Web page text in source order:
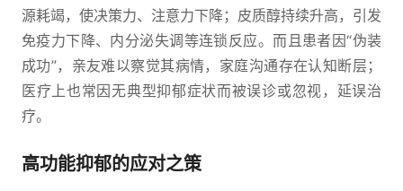
源耗竭，使决策力、注意力下降；皮质醇持续升高，引发
免疫力下降、内分泌失调等连锁反应。而且患者因“伪装
成功”，亲友难以察觉其病情，家庭沟通存在认知断层；
医疗上也常因无典型抑郁症状而被误诊或忽视，延误治
疗。
高功能抑郁的应对之策